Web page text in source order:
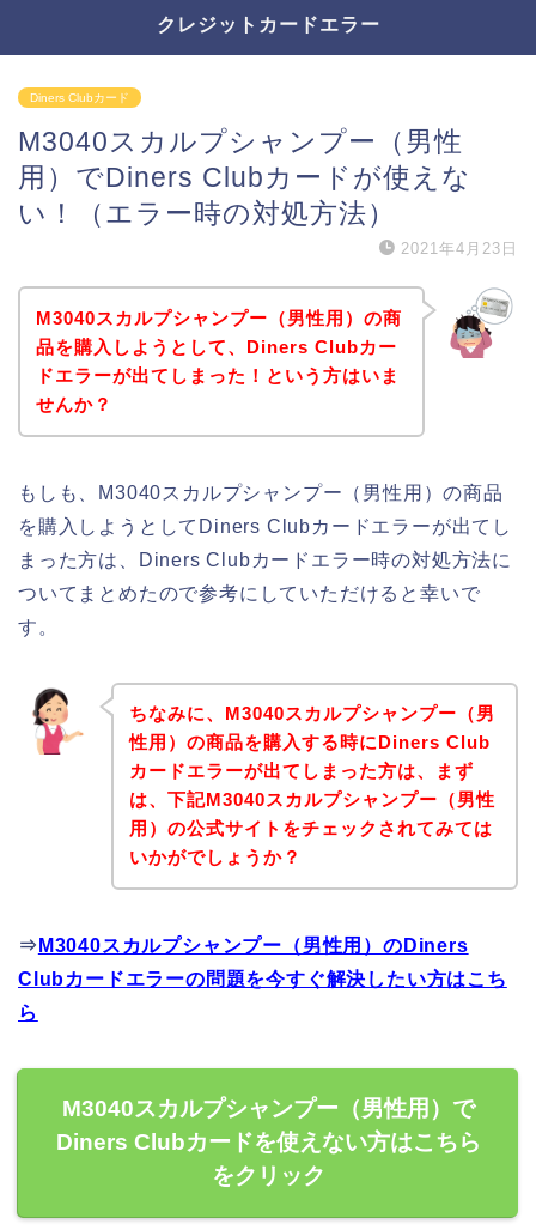
クレジットカードエラー
Diners Clubカード
M3040スカルプシャンプー（男性
用）でDiners Clubカードが使えな
い！（エラー時の対処方法）
2021年4月23日
M3040スカルプシャンプー（男性用）の商
品を購入しようとして、Diners Clubカー
ドエラーが出てしまった！という方はいま
せんか？
もしも、M3040スカルプシャンプー（男性用）の商品
を購入しようとしてDiners Clubカードエラーが出てし
まった方は、Diners Clubカードエラー時の対処方法に
ついてまとめたので参考にしていただけると幸いで
す。
ちなみに、M3040スカルプシャンプー（男
性用）の商品を購入する時にDiners Club
カードエラーが出てしまった方は、まず
は、下記M3040スカルプシャンプー（男性
用）の公式サイトをチェックされてみては
いかがでしょうか？
⇒ M3040スカルプシャンプー（男性用）のDiners
Clubカードエラーの問題を今すぐ解決したい方はこち
ら
M3040スカルプシャンプー（男性用）で
Diners Clubカードを使えない方はこちら
をクリック